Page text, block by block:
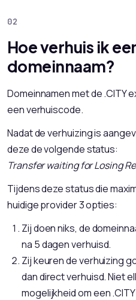
Hoe verhuis ik
domeinnaam?
Domeinnamen met de .CITY
een verhuiscode.
Nadat de verhuizing is
deze de volgende status:
Transfer waiting for Losing
Tijdens deze status die
huidige provider 3 opties:
Zij doen niks, de
na 5 dagen verhuisd.
Zij keuren de verhuizing
dan direct verhuisd. Niet
mogelijkheid om een